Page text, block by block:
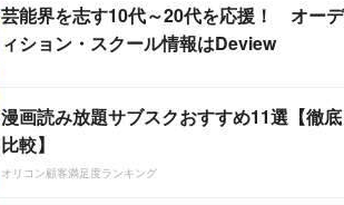
芸能界を志す10代～20代を応援！ オーデ
ィション・スクール情報はDeview
漫画読み放題サブスクおすすめ11選【徹底
比較】
オリコン顧客満足度ランキング